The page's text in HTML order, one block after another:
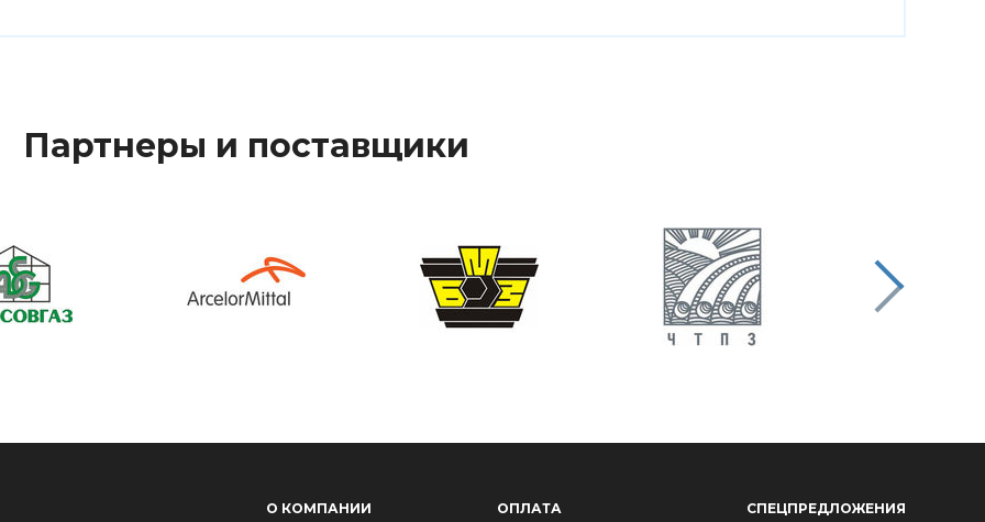
Партнеры и поставщики
О КОМПАНИИ ОПЛАТА СПЕЦПРЕДЛОЖЕНИЯ